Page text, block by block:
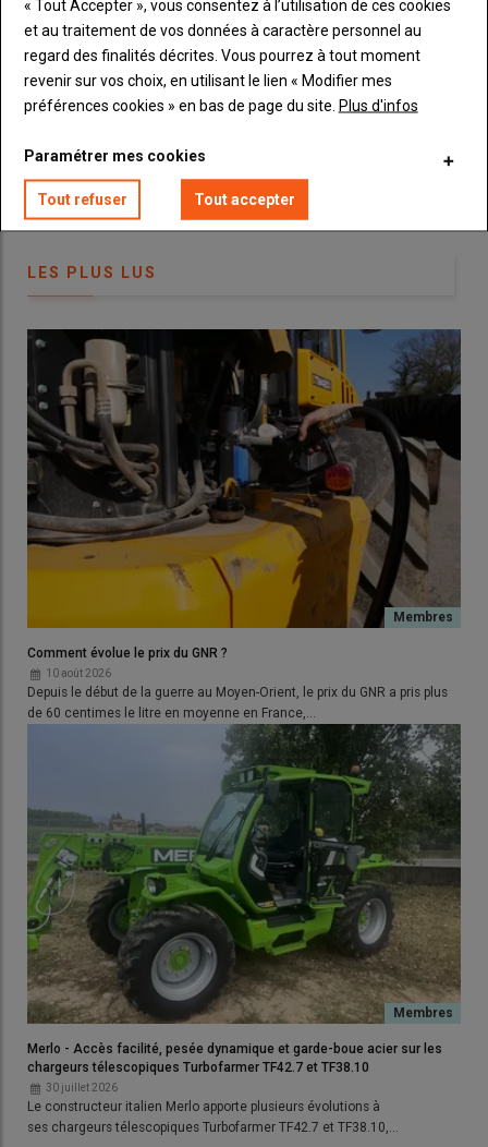
© D. Laisney
est le bon état et le bonalignement des pointes
. Tout élément
absent ou détérioré est bien sûr à remplacer.
mobiles
Les cueilleurs équipés du contrôle de la hauteur de travail
et
dusuivi du sol Auto Contour disposent de capteurs
positionnés sous quelques pointes (deux sur leClaas Rovio de
8 rangs
). Ces palpeurs doivent être bien mobiles pour
transmettre des informations correctes aux systèmes gérant
la correction de la position du bec.
Lire aussi :Tutoriel Moissonneuse-batteuse :
Comment bien entretenir sa coupe flexible à
tapis ?
Vous recevrez chaque semaine toutes les actualités 100%
Machinisme.
LES PLUS LUS
Comment évolue le prix du GNR ?
10 août 2026
Depuis le début de la guerre au Moyen-Orient, le prix du GNR a pris plus
de 60 centimes le litre en moyenne en France,…
Merlo - Accès facilité, pesée dynamique et garde-boue acier sur les
chargeurs télescopiques Turbofarmer TF42.7 et TF38.10
30 juillet 2026
Le constructeur italien Merlo apporte plusieurs évolutions à
ses chargeurs télescopiques Turbofarmer TF42.7 et TF38.10,…
« Tout Accepter », vous consentez à l’utilisation de ces cookies
et au traitement de vos données à caractère personnel au
regard des finalités décrites. Vous pourrez à tout moment
revenir sur vos choix, en utilisant le lien « Modifier mes
préférences cookies » en bas de page du site. Plus d'infos
Paramétrer mes cookies
Tout refuser Tout accepter